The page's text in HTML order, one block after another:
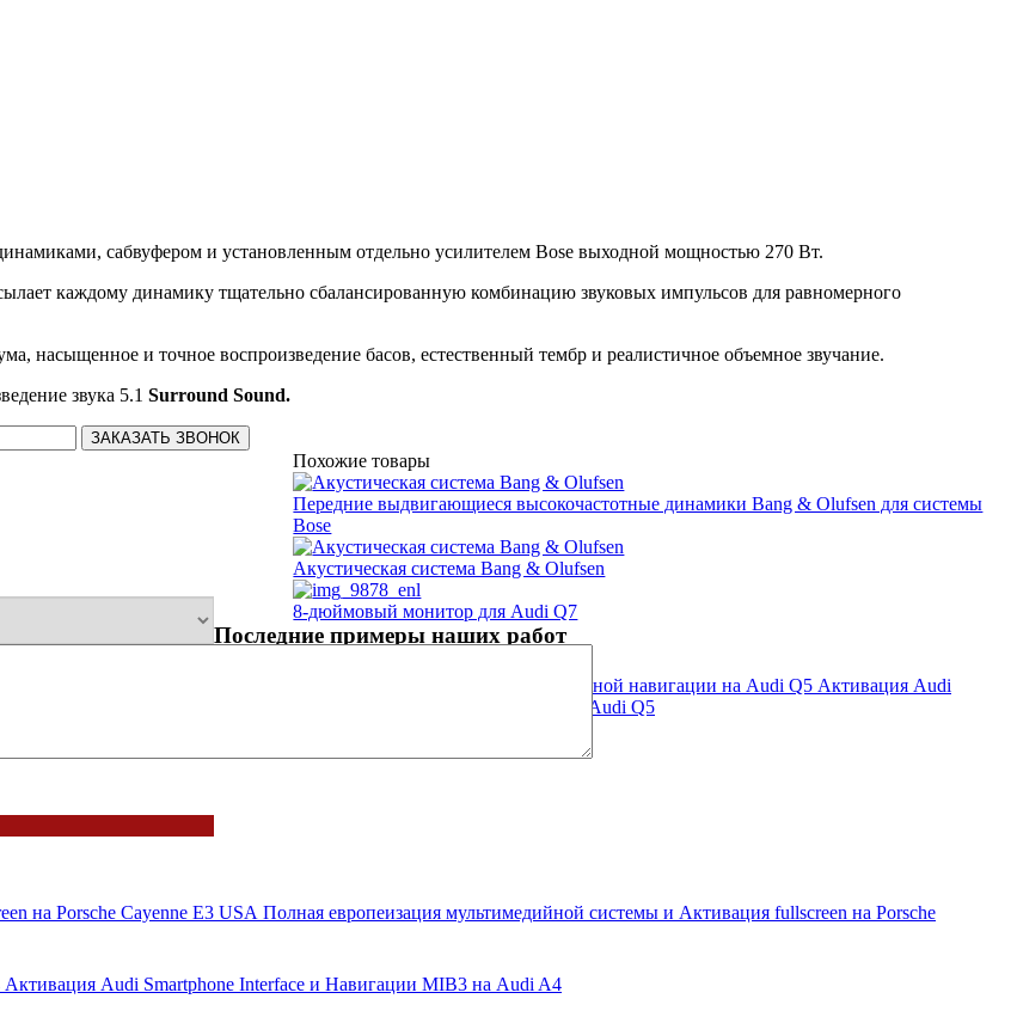
сабвуфером и установленным отдельно усилителем Bose выходной мощностью 270 Вт.
каждому динамику тщательно сбалансированную комбинацию звуковых импульсов для равномерного
насыщенное и точное воспроизведение басов, естественный тембр и реалистичное объемное звучание.
звука 5.1 Surround Sound.
Похожие товары
Передние выдвигающиеся высокочастотные динамики Bang & Olufsen для системы
Bose
Акустическая система Bang & Olufsen
8-дюймовый монитор для Audi Q7
Последние примеры наших работ
Активация Audi
smartphone interface и Штатной навигации на Audi Q5
Полная европеизация мультимедийной системы и Активация fullscreen на Porsche
Активация Audi Smartphone Interface и Навигации MIB3 на Audi A4